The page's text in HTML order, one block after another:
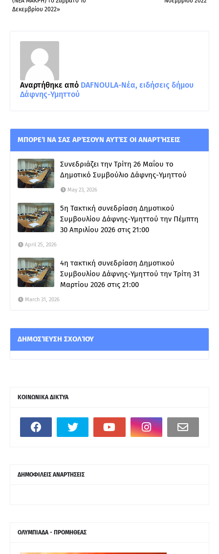
Δεκεμβρίου 2022»
Αναρτήθηκε από DAFNOULA-Νέα, ειδήσεις δήμου
Δάφνης-Υμηττού
ΜΠΟΡΕΊ ΝΑ ΣΑΣ ΑΡΈΣΟΥΝ ΑΥΤΈΣ ΟΙ ΑΝΑΡΤΉΣΕΙΣ
Συνεδριάζει την Τρίτη 26 Μαΐου το
Δημοτικό Συμβούλιο Δάφνης-Υμηττού
May 23, 2026
5η Τακτική συνεδρίαση Δημοτικού
Συμβουλίου Δάφνης-Υμηττού την Πέμπτη
30 Απριλίου 2026 στις 21:00
April 25, 2026
4η τακτική συνεδρίαση Δημοτικού
Συμβουλίου Δάφνης-Υμηττού την Τρίτη 31
Μαρτίου 2026 στις 21:00
March 31, 2026
ΔΗΜΟΣΊΕΥΣΗ ΣΧΟΛΊΟΥ
ΚΟΙΝΩΝΙΚΑ ΔΙΚΤΥΑ
ΔΗΜΟΦΙΛΕΙΣ ΑΝΑΡΤΗΣΕΙΣ
ΟΛΥΜΠΙΑΔΑ - ΠΡΟΜΗΘΕΑΣ